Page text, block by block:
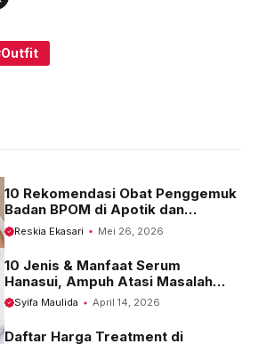
Outfit
10 Rekomendasi Obat Penggemuk
Badan BPOM di Apotik dan
Harganya
Reskia Ekasari Mei 26, 2026
10 Jenis & Manfaat Serum
Hanasui, Ampuh Atasi Masalah
Kulit
Syifa Maulida April 14, 2026
Daftar Harga Treatment di